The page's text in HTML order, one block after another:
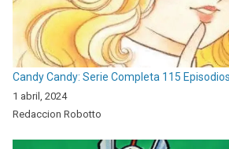
Candy Candy: Serie Completa 115
1 abril, 2024
Redaccion Robotto